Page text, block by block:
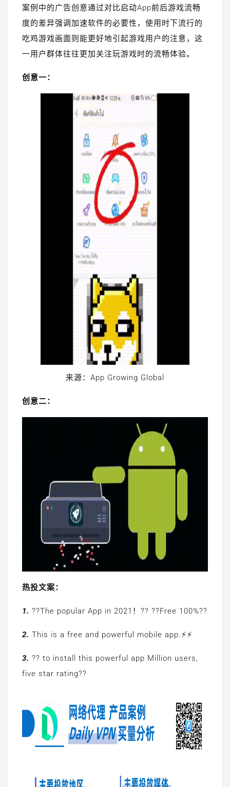
案例中的广告创意通过对比启动App前后游戏流畅
度的差异强调加速软件的必要性，使用时下流行的
吃鸡游戏画面则能更好地引起游戏用户的注意，这
一用户群体往往更加关注玩游戏时的流畅体验。
创意一：
来源：App Growing Global
创意二：
热投文案：
1. ??The popular App in 2021！?? ??Free 100%??
2. This is a free and powerful mobile app.⚡⚡
3. ?? to install this powerful app Million users,
five star rating??